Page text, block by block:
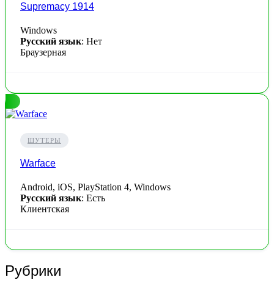
Supremacy 1914
Windows
Русский язык: Нет
Браузерная
ШУТЕРЫ
Warface
Android, iOS, PlayStation 4, Windows
Русский язык: Есть
Клиентская
Рубрики